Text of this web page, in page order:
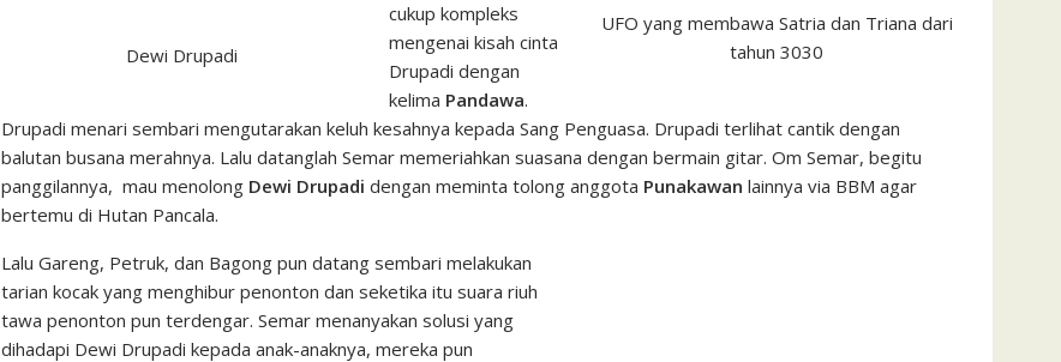
UFO yang membawa Satria dan Triana dari
tahun 3030
Dewi Drupadi
cukup kompleks
mengenai kisah cinta
Drupadi dengan
kelima Pandawa.
Drupadi menari sembari mengutarakan keluh kesahnya kepada Sang Penguasa. Drupadi terlihat cantik dengan
balutan busana merahnya. Lalu datanglah Semar memeriahkan suasana dengan bermain gitar. Om Semar, begitu
panggilannya, mau menolong Dewi Drupadi dengan meminta tolong anggota Punakawan lainnya via BBM agar
bertemu di Hutan Pancala.
Lalu Gareng, Petruk, dan Bagong pun datang sembari melakukan
tarian kocak yang menghibur penonton dan seketika itu suara riuh
tawa penonton pun terdengar. Semar menanyakan solusi yang
dihadapi Dewi Drupadi kepada anak-anaknya, mereka pun